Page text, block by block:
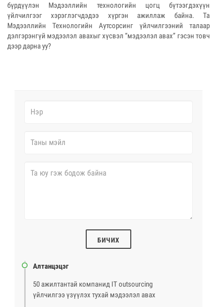
бүрдүүлэн Мэдээллийн технологийн цогц бүтээгдэхүүн
үйлчилгээг хэрэглэгчдэдээ хүргэн ажиллаж байна. Та
Мэдээллийн Технологийн Аутсорсинг үйлчилгээний талаар
дэлгэрэнгүй мэдээлэл авахыг хүсвэл “мэдээлэл авах” гэсэн товч
дээр дарна уу?
БИЧИХ
Алтанцэцэг
50 ажилтантай компанид IT outsourcing
үйлчилгээ үзүүлэх тухай мэдээлэл авах